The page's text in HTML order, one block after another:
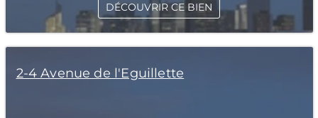
DÉCOUVRIR CE BIEN
2-4 Avenue de l'Eguillette